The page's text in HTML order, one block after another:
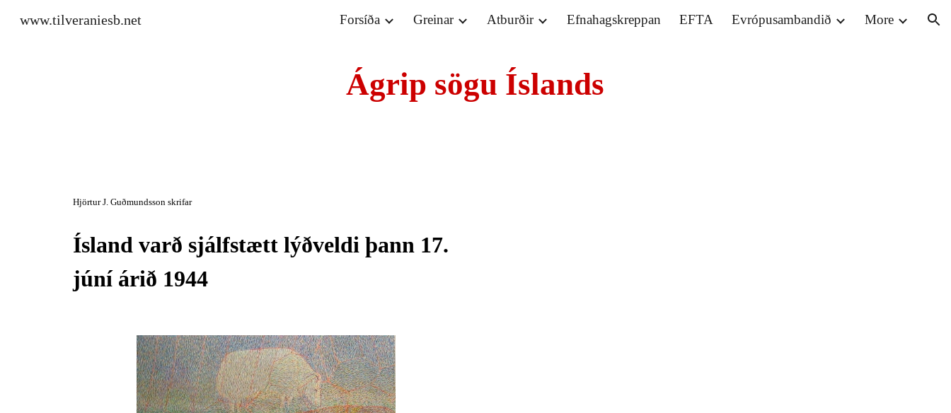
Skip to main content Skip to navigation
www.tilveraniesb.net Forsíða Greinar Atburðir Efnahagskreppan EFTA Evrópusambandið More
Ágrip sögu Íslands
Hjörtur J. Guðmundsson skrifar
Ísland varð sjálfstætt lýðveldi þann 17.
júní árið 1944